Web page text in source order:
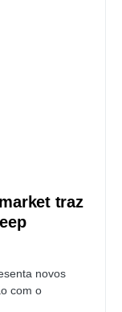
traz
novos
com o